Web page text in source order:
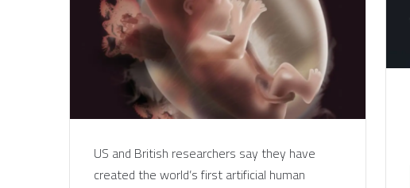
US and British researchers say they have
created the world’s first artificial human